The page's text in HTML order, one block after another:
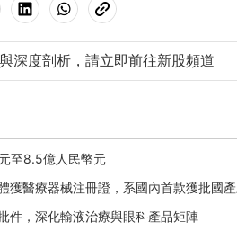
深度剖析，請立即前往新股頻道
至8.5億人民幣元
醫療器械注冊證，系國內首款獲批國
件，深化輸液治療與眼科產品矩陣